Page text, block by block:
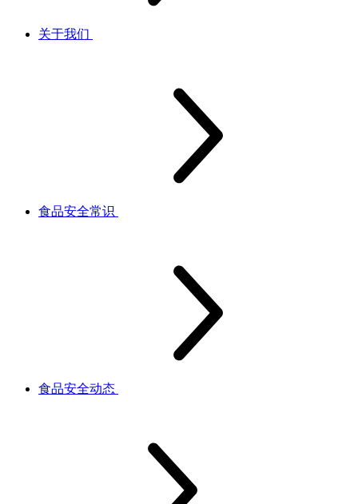
关于我们
食品安全常识
食品安全动态